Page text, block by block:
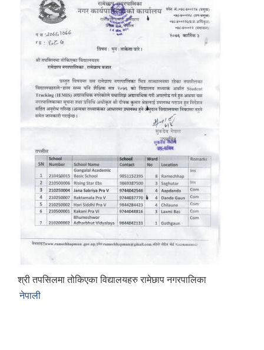
श्री तपसिलमा तोकिएका विद्यालयहरु रामेछाप नगरपालिका
नेपाली